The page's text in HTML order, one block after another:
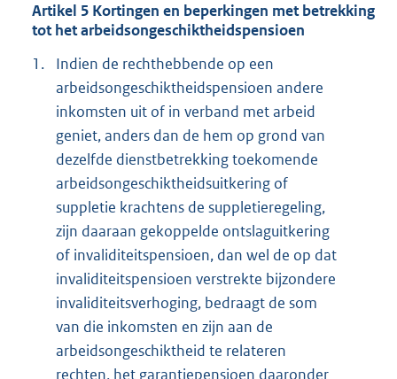
Artikel 5 Kortingen en beperkingen met betrekking
tot het arbeidsongeschiktheidspensioen
1.
Indien de rechthebbende op een
arbeidsongeschiktheidspensioen andere
inkomsten uit of in verband met arbeid
geniet, anders dan de hem op grond van
dezelfde dienstbetrekking toekomende
arbeidsongeschiktheidsuitkering of
suppletie krachtens de suppletieregeling,
zijn daaraan gekoppelde ontslaguitkering
of invaliditeitspensioen, dan wel de op dat
invaliditeitspensioen verstrekte bijzondere
invaliditeitsverhoging, bedraagt de som
van die inkomsten en zijn aan de
arbeidsongeschiktheid te relateren
rechten, het garantiepensioen daaronder